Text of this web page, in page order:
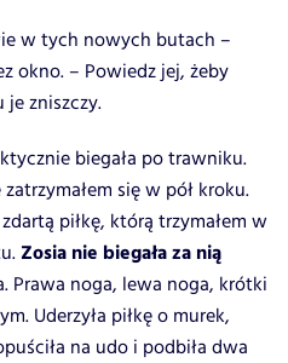
w tych nowych butach –
okno. – Powiedz jej, żeby
je zniszczy.
biegała po trawniku.
się w pół kroku.
piłkę, którą trzymałem w
Zosia nie biegała za nią
Prawa noga, lewa noga, krótki
Uderzyła piłkę o murek,
na udo i podbiła dwa